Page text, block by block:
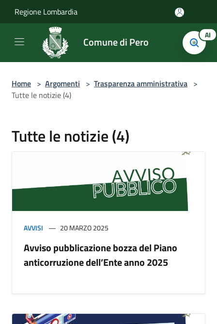
Regione Lombardia
Comune di Pero AI
Home > Argomenti > Trasparenza amministrativa >
Tutte le notizie (4)
Tutte le notizie (4)
AVVISI 20 MARZO 2025
Avviso pubblicazione bozza del Piano
anticorruzione dell’Ente anno 2025